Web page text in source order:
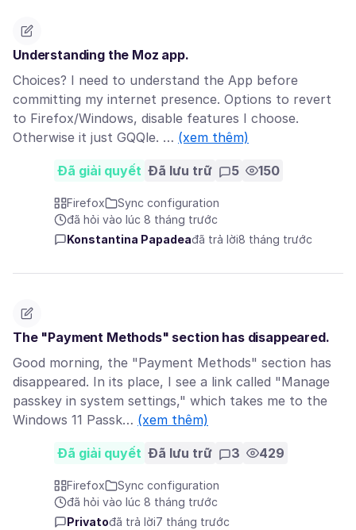
Understanding the Moz app.
Choices? I need to understand the App before
committing my internet presence. Options to revert
to Firefox/Windows, disable features I choose.
Otherwise it just GQQle. … (xem thêm)
Đã giải quyết Đã lưu trữ 5 150
Firefox
Sync configuration
đã hỏi vào lúc 8 tháng trước
Konstantina Papadeađã trả lời8 tháng trước
The "Payment Methods" section has disappeared.
Good morning, the "Payment Methods" section has
disappeared. In its place, I see a link called "Manage
passkey in system settings," which takes me to the
Windows 11 Passk… (xem thêm)
Đã giải quyết Đã lưu trữ 3 429
Firefox
Sync configuration
đã hỏi vào lúc 8 tháng trước
Privatođã trả lời7 tháng trước